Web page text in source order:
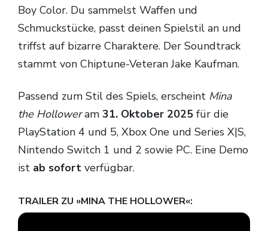
Boy Color. Du sammelst Waffen und
Schmuckstücke, passt deinen Spielstil an und
triffst auf bizarre Charaktere. Der Soundtrack
stammt von Chiptune-Veteran Jake Kaufman.
Passend zum Stil des Spiels, erscheint Mina
the Holloweram 31. Oktober 2025 für die
PlayStation 4 und 5, Xbox One und Series X|S,
Nintendo Switch 1 und 2 sowie PC. Eine Demo
ist ab sofort verfügbar.
TRAILER ZU »MINA THE HOLLOWER«: